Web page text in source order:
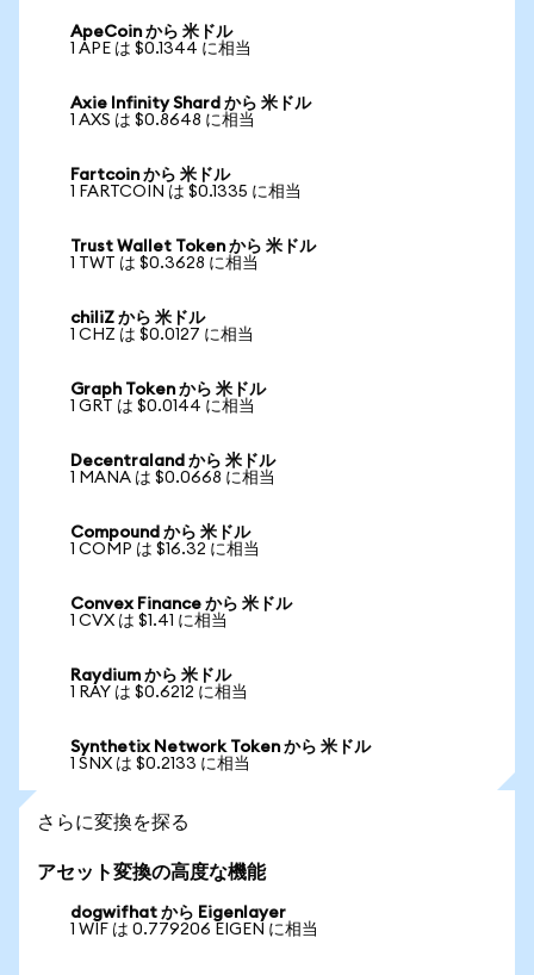
ApeCoin から 米ドル
1 APE は $0.1344 に相当
Axie Infinity Shard から 米ドル
1 AXS は $0.8648 に相当
Fartcoin から 米ドル
1 FARTCOIN は $0.1335 に相当
Trust Wallet Token から 米ドル
1 TWT は $0.3628 に相当
chiliZ から 米ドル
1 CHZ は $0.0127 に相当
Graph Token から 米ドル
1 GRT は $0.0144 に相当
Decentraland から 米ドル
1 MANA は $0.0668 に相当
Compound から 米ドル
1 COMP は $16.32 に相当
Convex Finance から 米ドル
1 CVX は $1.41 に相当
Raydium から 米ドル
1 RAY は $0.6212 に相当
Synthetix Network Token から 米ドル
1 SNX は $0.2133 に相当
さらに変換を探る
アセット変換の高度な機能
dogwifhat から Eigenlayer
1 WIF は 0.779206 EIGEN に相当